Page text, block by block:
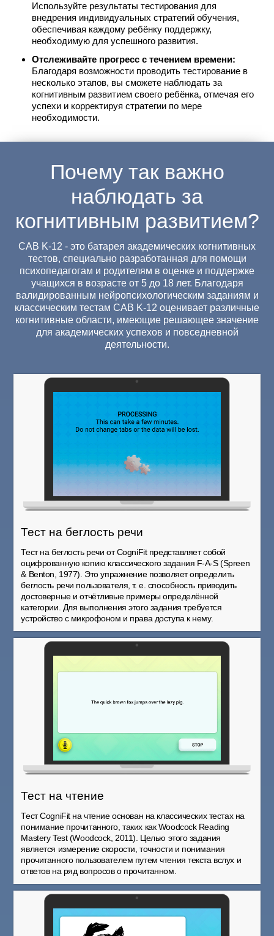
Используйте результаты тестирования для
внедрения индивидуальных стратегий обучения,
обеспечивая каждому ребёнку поддержку,
необходимую для успешного развития.
Отслеживайте прогресс с течением времени:
Благодаря возможности проводить тестирование в
несколько этапов, вы сможете наблюдать за
когнитивным развитием своего ребёнка, отмечая его
успехи и корректируя стратегии по мере
необходимости.
Почему так важно
наблюдать за
когнитивным развитием?
CAB K-12 - это батарея академических когнитивных
тестов, специально разработанная для помощи
психопедагогам и родителям в оценке и поддержке
учащихся в возрасте от 5 до 18 лет. Благодаря
валидированным нейропсихологическим заданиям и
классическим тестам CAB K-12 оценивает различные
когнитивные области, имеющие решающее значение
для академических успехов и повседневной
деятельности.
Тест на беглость речи
Тест на беглость речи от CogniFit представляет собой
оцифрованную копию классического задания F-A-S (Spreen
& Benton, 1977). Это упражнение позволяет определить
беглость речи пользователя, т. е. способность приводить
достоверные и отчётливые примеры определённой
категории. Для выполнения этого задания требуется
устройство с микрофоном и права доступа к нему.
Тест на чтение
Тест CogniFit на чтение основан на классических тестах на
понимание прочитанного, таких как Woodcock Reading
Mastery Test (Woodcock, 2011). Целью этого задания
является измерение скорости, точности и понимания
прочитанного пользователем путем чтения текста вслух и
ответов на ряд вопросов о прочитанном.